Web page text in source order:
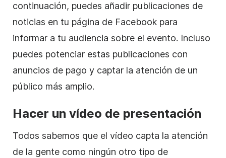
continuación, puedes añadir publicaciones de
noticias en tu página de Facebook para
informar a tu audiencia sobre el evento. Incluso
puedes potenciar estas publicaciones con
anuncios de pago y captar la atención de un
público más amplio.
Hacer un vídeo de presentación
Todos sabemos que el vídeo capta la atención
de la gente como ningún otro tipo de